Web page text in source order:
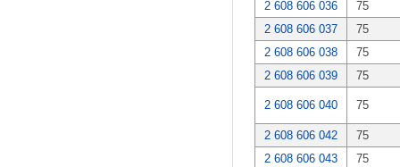
2 608 606 036
75
2 608 606 037
75
2 608 606 038
75
2 608 606 039
75
2 608 606 040 75
2 608 606 042
75
2 608 606 043
75